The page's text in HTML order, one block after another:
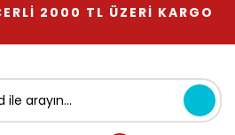
2000 TL ÜZERİ KARGO